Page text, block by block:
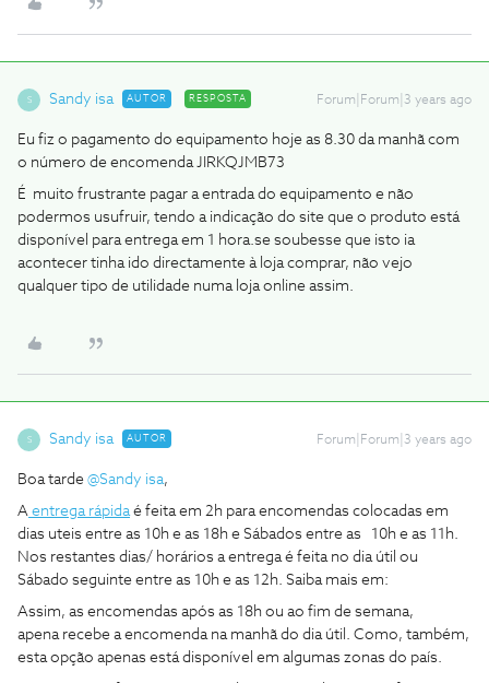
S Sandy isa AUTOR RESPOSTA Forum|Forum|3 years ago
Eu fiz o pagamento do equipamento hoje as 8.30 da manhã com
o número de encomenda JIRKQJMB73
É muito frustrante pagar a entrada do equipamento e não
podermos usufruir, tendo a indicação do site que o produto está
disponível para entrega em 1 hora.se soubesse que isto ia
acontecer tinha ido directamente à loja comprar, não vejo
qualquer tipo de utilidade numa loja online assim.
S Sandy isa AUTOR Forum|Forum|3 years ago
Boa tarde @Sandy isa,
A entrega rápidaé feita em 2h para encomendas colocadas em
dias uteis entre as 10h e as 18h e Sábados entre as 10h e as 11h.
Nos restantes dias/ horários a entrega é feita no dia útil ou
Sábado seguinte entre as 10h e as 12h. Saiba mais em:
Assim, as encomendas após as 18h ou ao fim de semana,
apena recebe a encomenda na manhã do dia útil. Como, também,
esta opção apenas está disponível em algumas zonas do país.